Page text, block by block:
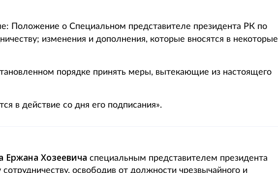
Положение о Специальном представителе президента РК по
изменения и дополнения, которые вносятся в некоторые
порядке принять меры, вытекающие из настоящего
в действие со дня его подписания».
Ержана Хозеевича специальным представителем президента
освободив от должности чрезвычайного и